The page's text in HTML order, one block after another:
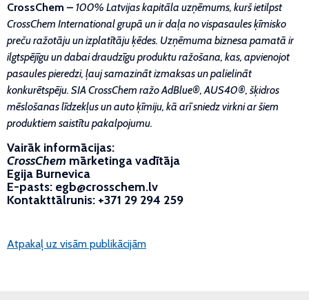
CrossChem – 100% Latvijas kapitāla uzņēmums, kurš ietilpst
CrossChem International grupā un ir daļa no vispasaules ķīmisko
preču ražotāju un izplatītāju ķēdes. Uzņēmuma biznesa pamatā ir
ilgtspējīgu un dabai draudzīgu produktu ražošana, kas, apvienojot
pasaules pieredzi, ļauj samazināt izmaksas un palielināt
konkurētspēju. SIA CrossChem ražo AdBlue®, AUS40®, šķidros
mēslošanas līdzekļus un auto ķīmiju, kā arī sniedz virkni ar šiem
produktiem saistītu pakalpojumu.
Vairāk informācijas:
CrossChem mārketinga vadītāja
Egija Burnevica
E-pasts: egb@crosschem.lv
Kontakttālrunis: +371 29 294 259
Atpakaļ uz visām publikācijām